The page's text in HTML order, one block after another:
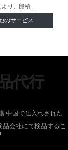
り、船積…
のサービス
代行
中国で仕入れされた
会社にて検品するこ